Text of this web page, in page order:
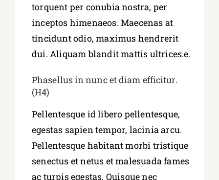
torquent per conubia nostra, per
inceptos himenaeos. Maecenas at
tincidunt odio, maximus hendrerit
dui. Aliquam blandit mattis ultrices.e.
Phasellus in nunc et diam efficitur.
(H4)
Pellentesque id libero pellentesque,
egestas sapien tempor, lacinia arcu.
Pellentesque habitant morbi tristique
senectus et netus et malesuada fames
ac turpis egestas. Quisque nec